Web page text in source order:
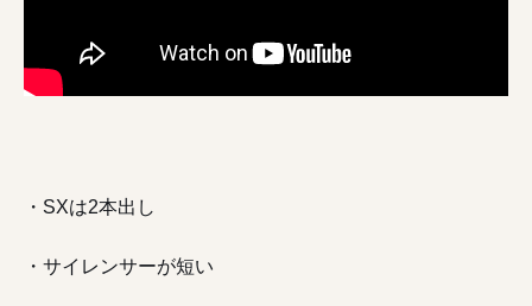
・SXは2本出し
・サイレンサーが短い